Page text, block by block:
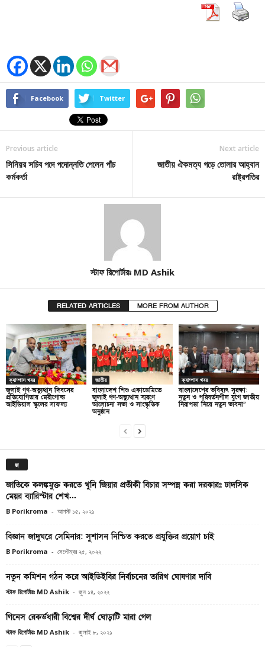
Facebook Twitter
Previous article
সিনিয়র সচিব পদে পদোন্নতি পেলেন পাঁচ
কর্মকর্তা
Next article
জাতীয় ঐকমত্য গড়ে তোলার আহ্বান
রাষ্ট্রপতির
স্টাফ রিপোর্টারঃ MD Ashik
RELATED ARTICLES MORE FROM AUTHOR
ক্যাম্পাস খবর
জুলাই গণ-অভ্যুত্থান দিবসের
প্রতিযোগিতায় মেরীগোল্ড
আইডিয়াল স্কুলের সাফল্য
জাতীয়
বাংলাদেশ শিশু একাডেমিতে
জুলাই গণ-অভ্যুত্থান স্মরণে
আলোচনা সভা ও সাংস্কৃতিক
অনুষ্ঠান
ক্যাম্পাস খবর
বাংলাদেশের ভবিষ্যৎ সুরক্ষা:
নতুন ও পরিবর্তনশীল যুগে জাতীয়
নিরাপত্তা নিয়ে নতুন ভাবনা”
জ
জাতিকে কলঙ্কমুক্ত করতে খুনি জিয়ার প্রতীকী বিচার সম্পন্ন করা দরকারঃ ঢাদসিক
মেয়র ব্যারিস্টার শেখ...
B Porikroma - আগস্ট ১৫, ২০২১
বিজ্ঞান জাদুঘরে সেমিনার: সুশাসন নিশ্চিত করতে প্রযুক্তির প্রয়োগ চাই
B Porikroma - সেপ্টেম্বর ২৫, ২০২২
নতুন কমিশন গঠন করে আইডিইবির নির্বাচনের তারিখ ঘোষণার দাবি
স্টাফ রিপোর্টারঃ MD Ashik - জুন ১৪, ২০২২
গিনেস রেকর্ডধারী বিশ্বের দীর্ঘ ঘোড়াটি মারা গেল
স্টাফ রিপোর্টারঃ MD Ashik - জুলাই ৮, ২০২১